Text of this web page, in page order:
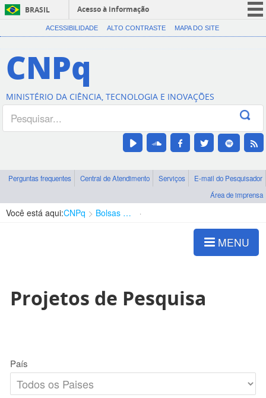
BRASIL
Acesso à informação
CORONAVÍRUS (COVID-19)
Canais
ACESSIBILIDADE ALTO CONTRASTE MAPA DO SITE
CNPq
MINISTÉRIO DA CIÊNCIA, TECNOLOGIA E INOVAÇÕES
Perguntas frequentes Central de Atendimento Serviços
E-mail do Pesquisador
Área de imprensa
Você está aqui:CNPq Bolsas e Auxílios Vigentes
MENU
Projetos de Pesquisa
País